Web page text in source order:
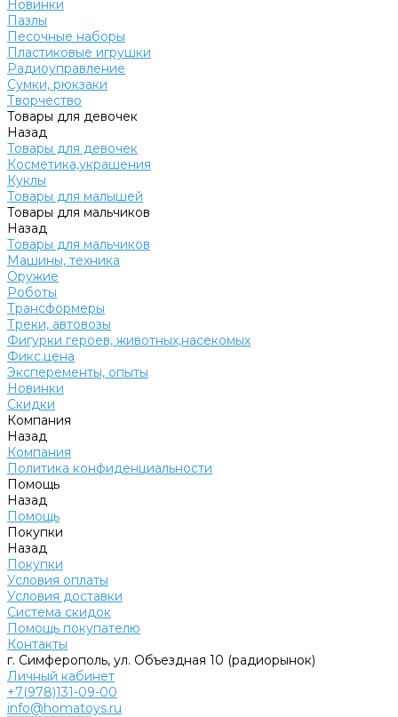
Новинки
Пазлы
Песочные наборы
Пластиковые игрушки
Радиоуправление
Сумки, рюкзаки
Творчество
Товары для девочек
Назад
Товары для девочек
Косметика,украшения
Куклы
Товары для малышей
Товары для мальчиков
Назад
Товары для мальчиков
Машины, техника
Оружие
Роботы
Трансформеры
Треки, автовозы
Фигурки героев, животных,насекомых
Фикс.цена
Эксперементы, опыты
Новинки
Скидки
Компания
Назад
Компания
Политика конфиденциальности
Помощь
Назад
Помощь
Покупки
Назад
Покупки
Условия оплаты
Условия доставки
Система скидок
Помощь покупателю
Контакты
г. Симферополь, ул. Объездная 10 (радиорынок)
Личный кабинет
+7(978)131-09-00
info@homatoys.ru